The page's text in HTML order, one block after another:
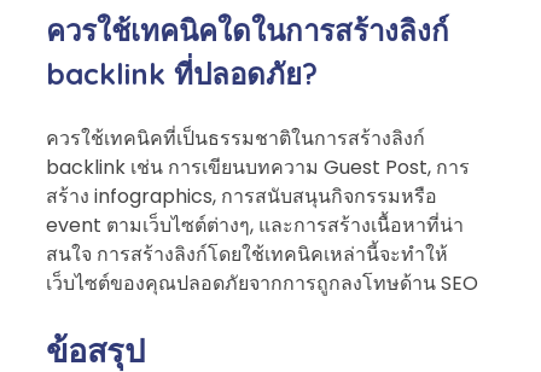
ควรใช้เทคนิคใดในการสร้างลิงก์
backlink ที่ปลอดภัย?
ควรใช้เทคนิคที่เป็นธรรมชาติในการสร้างลิงก์
backlink เช่น การเขียนบทความ Guest Post, การ
สร้าง infographics, การสนับสนุนกิจกรรมหรือ
event ตามเว็บไซต์ต่างๆ, และการสร้างเนื้อหาที่น่า
สนใจ การสร้างลิงก์โดยใช้เทคนิคเหล่านี้จะทำให้
เว็บไซต์ของคุณปลอดภัยจากการถูกลงโทษด้าน SEO
ข้อสรุป